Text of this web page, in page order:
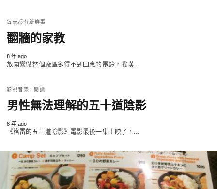
每天都有新鮮事
翻牆的家教
8 年 ago
放開響徹整個廠區卻得不到回應的電鈴，我嘆...
影視音樂 閱讀
男性無法理解的五十道陰影
8 年 ago
《格雷的五十道陰影》電影最後一集上映了，...